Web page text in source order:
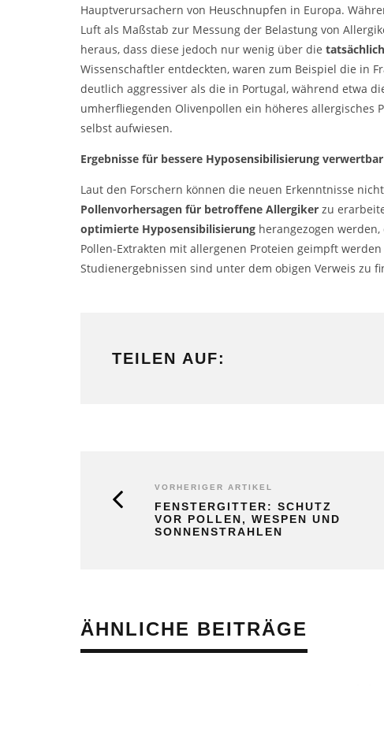
Hauptverursachern von Heuschnupfen in Europa.
Luft als Maßstab zur Messung der Belastung von
heraus, dass diese jedoch nur wenig über die
Wissenschaftler entdeckten, waren zum Beispiel die in
deutlich aggressiver als die in Portugal, während etwa
umherfliegenden Olivenpollen ein höheres allergisches
selbst aufwiesen.
Ergebnisse für bessere Hyposensibilisierung verwertbar
Laut den Forschern können die neuen Erkenntnisse
Pollenvorhersagen für betroffene Allergiker zu
optimierte Hyposensibilisierung herangezogen
Pollen-Extrakten mit allergenen Proteien geimpft
Studienergebnissen sind unter dem obigen Verweis zu
TEILEN AUF:
VORHERIGER ARTIKEL
FENSTERGITTER: SCHUTZ
VOR POLLEN, WESPEN UND
SONNENSTRAHLEN
ÄHNLICHE BEITRÄGE